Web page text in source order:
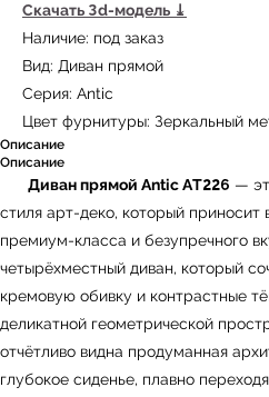
Скачать 3d-модель ⤓
Наличие: под заказ
Вид: Диван прямой
Серия: Antic
Цвет фурнитуры: Зеркальный
Описание
Описание
Диван прямой Antic AT226 —
стиля арт-деко, который
премиум-класса и безупречного
четырёхместный диван, который
кремовую обивку и контрастные
деликатной геометрической
отчётливо видна продуманная
глубокое сиденье, плавно